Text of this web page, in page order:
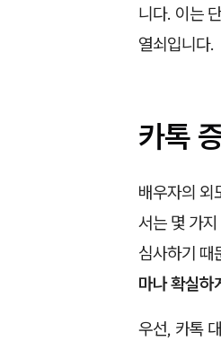
니다. 이는
열쇠입니다.
카톡
배우자의 외
서는 몇 가
심사하기 때
마나 확실하
우선, 카톡